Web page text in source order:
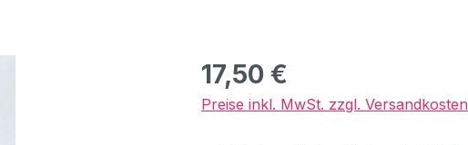
Regulärer Preis:
17,50 €
Preise inkl. MwSt. zzgl. Versandkosten